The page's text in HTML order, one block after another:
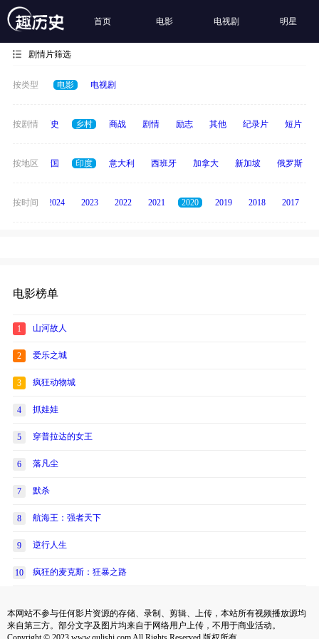
首页 电影 电视剧 明星
剧情片筛选
按类型 电影 电视剧
按剧情
奇幻 历史 乡村 商战 剧情 励志 其他 纪录片 短片
按地区
德国 泰国 印度 意大利 西班牙 加拿大 新加坡 俄罗斯
按时间
2025 2024 2023 2022 2021 2020 2019 2018 2017
电影榜单
1 山河故人
2 爱乐之城
3 疯狂动物城
4 抓娃娃
5 穿普拉达的女王
6 落凡尘
7 默杀
8 航海王：强者天下
9 逆行人生
10 疯狂的麦克斯：狂暴之路
本网站不参与任何影片资源的存储、录制、剪辑、上传，本站所有视频播放源均
来自第三方。部分文字及图片均来自于网络用户上传，不用于商业活动。